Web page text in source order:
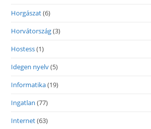
Horgászat(6)
Horvátország(3)
Hostess(1)
Idegen nyelv(5)
Informatika(19)
Ingatlan (77)
Internet(63)